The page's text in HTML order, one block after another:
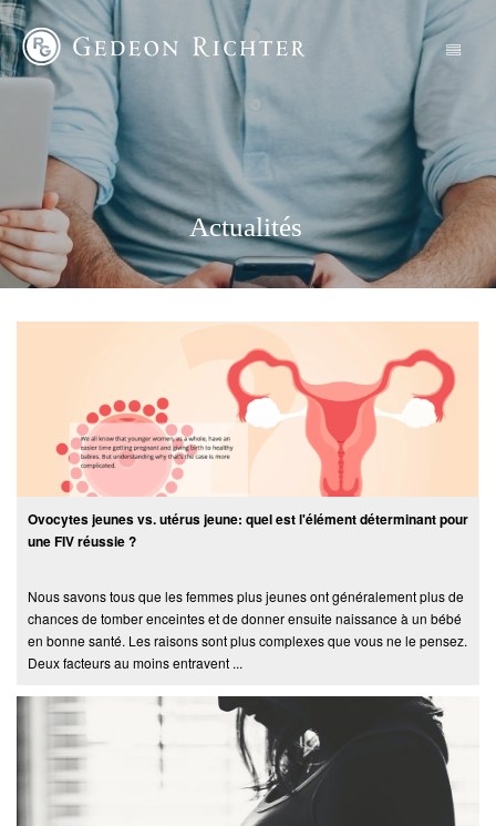
Actualités
Ovocytes jeunes vs. utérus jeune: quel est l'élément déterminant pour
une FIV réussie ?
Nous savons tous que les femmes plus jeunes ont généralement plus de
chances de tomber enceintes et de donner ensuite naissance à un bébé
en bonne santé. Les raisons sont plus complexes que vous ne le pensez.
Deux facteurs au moins entravent ...